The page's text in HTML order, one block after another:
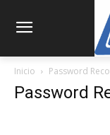
Inicio Password
Password